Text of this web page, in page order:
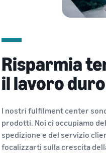
Risparmia
il lavoro duro
I nostri fulfilment center
prodotti. Noi ci occupiamo
spedizione e del servizio
focalizzarti sulla crescita